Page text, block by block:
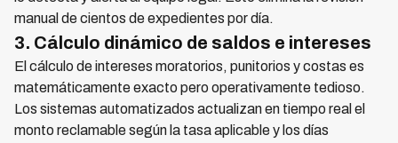
manual de cientos de expedientes por día.
3. Cálculo dinámico de saldos e intereses
El cálculo de intereses moratorios, punitorios y costas es
matemáticamente exacto pero operativamente tedioso.
Los sistemas automatizados actualizan en tiempo real el
monto reclamable según la tasa aplicable y los días